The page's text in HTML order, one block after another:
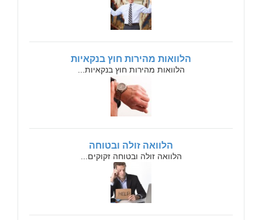
הלוואות מהירות חוץ בנקאיות
הלוואות מהירות חוץ בנקאיות...
הלוואה זולה ובטוחה
הלוואה זולה ובטוחה זקוקים...